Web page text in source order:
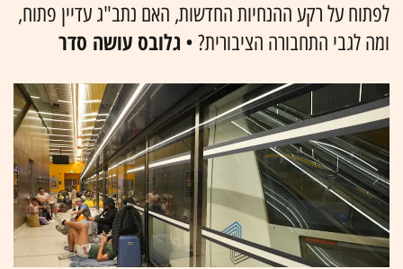
לפתוח על רקע ההנחיות החדשות, האם נתב"ג עדיין פתוח,
ומה לגבי התחבורה הציבורית? • גלובס עושה סדר